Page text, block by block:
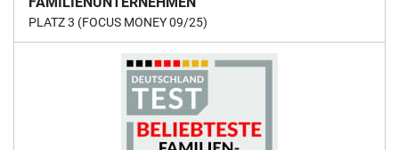
PLATZ 3 (FOCUS MONEY 09/25)